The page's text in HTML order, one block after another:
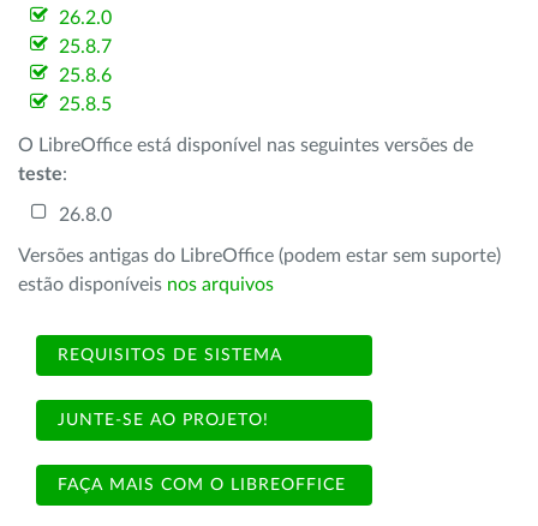
26.2.0
25.8.7
25.8.6
25.8.5
O LibreOffice está disponível nas seguintes versões de
teste:
26.8.0
Versões antigas do LibreOffice (podem estar sem suporte)
estão disponíveis nos arquivos
REQUISITOS DE SISTEMA
JUNTE-SE AO PROJETO!
FAÇA MAIS COM O LIBREOFFICE